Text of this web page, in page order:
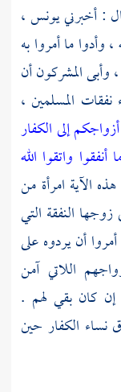
: أخبرنييونس ،
وأدوا ما أمروا به
وأبى المشركون أن
المسلمين ،
إلى الكفار
واتقوا الله
الآية امرأة من
زوجها النفقة التي
أن يردوه على
اللاتي آمن
كان بقي لهم .
نساء الكفار حين